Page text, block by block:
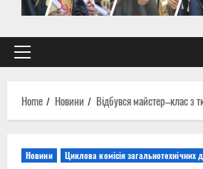
Primary
Home
Новини Відбувся майстер–клас з
Новини Циклова комісія загальнотехнічних